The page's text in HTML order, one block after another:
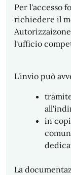
Per l'accesso
richiedere il
l'ufficio
L'invio può
in
La